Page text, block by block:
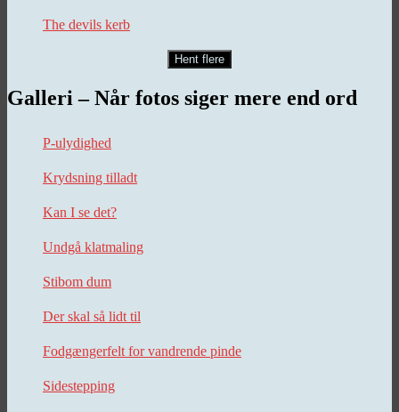
The devils kerb
Hent flere
Galleri – Når fotos siger mere end ord
P-ulydighed
Krydsning tilladt
Kan I se det?
Undgå klatmaling
Stibom dum
Der skal så lidt til
Fodgængerfelt for vandrende pinde
Sidestepping